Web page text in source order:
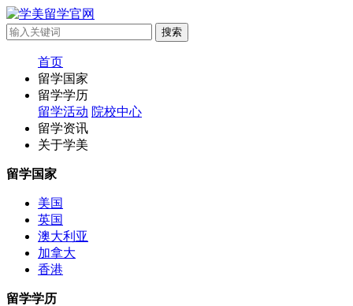
首页
留学国家
留学学历
留学活动 院校中心
留学资讯
关于学美
留学国家
美国
英国
澳大利亚
加拿大
香港
留学学历